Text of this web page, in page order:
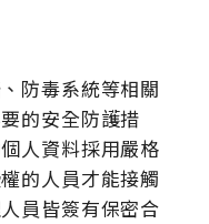
防毒系統等相關
的安全防護措
人資料採用嚴格
的人員才能接觸
員皆簽有保密合